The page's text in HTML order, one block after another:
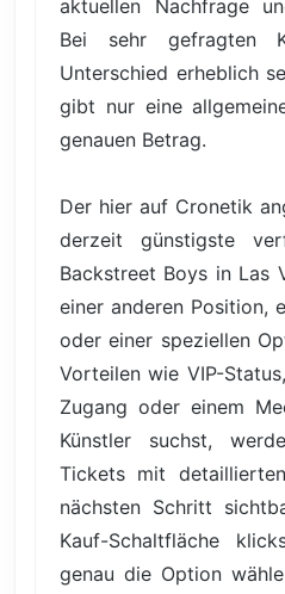
aktuellen Nachfrage
Bei sehr gefragten
Unterschied erheblich
gibt nur eine
genauen Betrag.
Der hier auf Cronetik
derzeit günstigste
Backstreet Boys in Las
einer anderen Position,
oder einer speziellen
Vorteilen wie VIP-
Zugang oder einem
Künstler suchst,
Tickets mit
nächsten Schritt
Kauf-Schaltfläche
genau die Option